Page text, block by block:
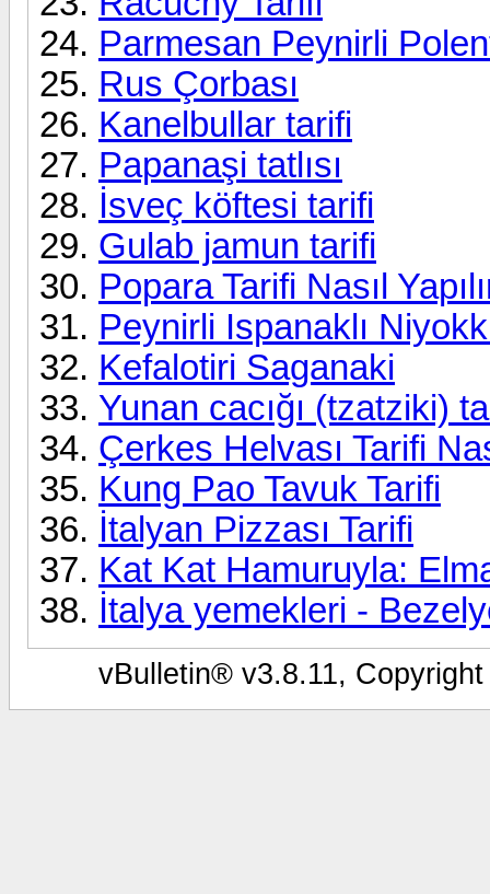
Parmesan Peynirli
Rus Çorbası
Kanelbullar tarifi
Papanaşi tatlısı
İsveç köftesi tarifi
Gulab jamun tarifi
Popara Tarifi Nasıl
Peynirli Ispanaklı
Kefalotiri Saganaki
Yunan cacığı (tzatziki)
Çerkes Helvası Tarifi
Kung Pao Tavuk Tarifi
İtalyan Pizzası Tarifi
Kat Kat Hamuruyla:
İtalya yemekleri -
vBulletin® v3.8.11,